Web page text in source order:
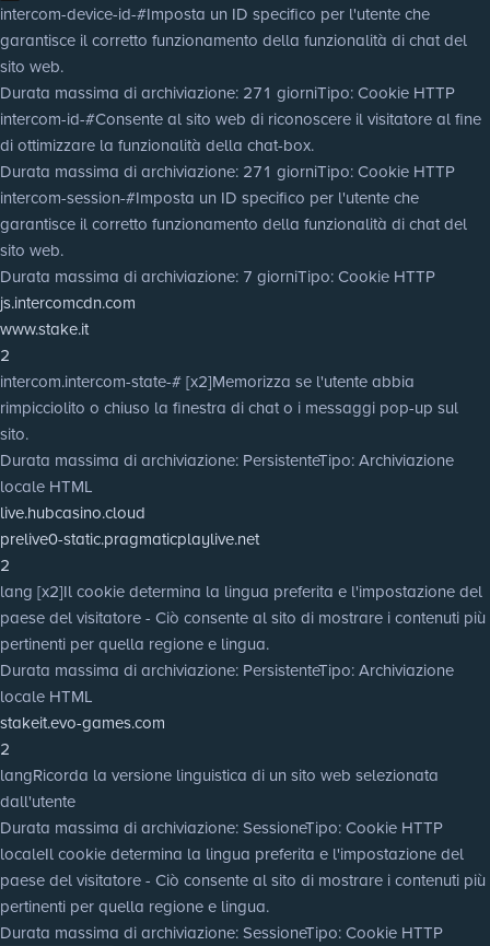
intercom-device-id-#Imposta un ID specifico per l'utente che
garantisce il corretto funzionamento della funzionalità di chat del
sito web.
Durata massima di archiviazione: 271 giorniTipo: Cookie HTTP
intercom-id-#Consente al sito web di riconoscere il visitatore al fine
di ottimizzare la funzionalità della chat-box.
Durata massima di archiviazione: 271 giorniTipo: Cookie HTTP
intercom-session-#Imposta un ID specifico per l'utente che
garantisce il corretto funzionamento della funzionalità di chat del
sito web.
Durata massima di archiviazione: 7 giorniTipo: Cookie HTTP
js.intercomcdn.com
www.stake.it
2
intercom.intercom-state-# [x2]Memorizza se l'utente abbia
rimpicciolito o chiuso la finestra di chat o i messaggi pop-up sul
sito.
Durata massima di archiviazione: PersistenteTipo: Archiviazione
locale HTML
live.hubcasino.cloud
prelive0-static.pragmaticplaylive.net
2
lang [x2]Il cookie determina la lingua preferita e l'impostazione del
paese del visitatore - Ciò consente al sito di mostrare i contenuti più
pertinenti per quella regione e lingua.
Durata massima di archiviazione: PersistenteTipo: Archiviazione
locale HTML
stakeit.evo-games.com
2
langRicorda la versione linguistica di un sito web selezionata
dall'utente
Durata massima di archiviazione: SessioneTipo: Cookie HTTP
localeIl cookie determina la lingua preferita e l'impostazione del
paese del visitatore - Ciò consente al sito di mostrare i contenuti più
pertinenti per quella regione e lingua.
Durata massima di archiviazione: SessioneTipo: Cookie HTTP